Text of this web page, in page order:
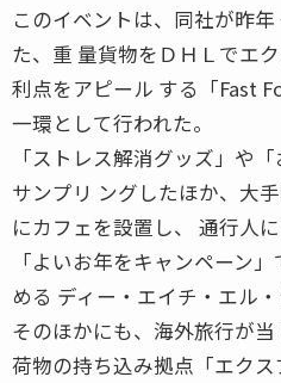
このイベントは、同社が昨
た、重 量貨物をＤＨＬでエ
利点をアピール する「Fast
一環として行われた。
「ストレス解消グッズ」や
サンプリ ングしたほか、大
にカフェを設置し、 通行人
「よいお年をキャンペーン
める ディー・エイチ・エル・
そのほかにも、海外旅行が当
荷物の持ち込み拠点「エク